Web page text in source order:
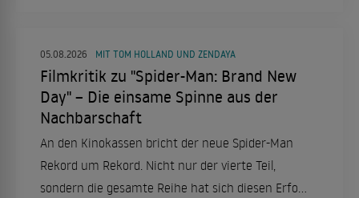
05.08.2026 MIT TOM HOLLAND UND ZENDAYA
Filmkritik zu "Spider-Man: Brand New
Day" – Die einsame Spinne aus der
Nachbarschaft
An den Kinokassen bricht der neue Spider-Man
Rekord um Rekord. Nicht nur der vierte Teil,
sondern die gesamte Reihe hat sich diesen Erfolg